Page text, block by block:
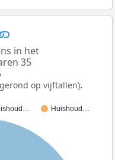
in het
35
op vijftallen).
Huishoud…